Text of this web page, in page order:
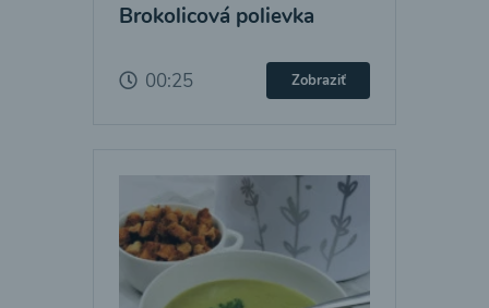
Brokolicová polievka
00:25 Zobraziť